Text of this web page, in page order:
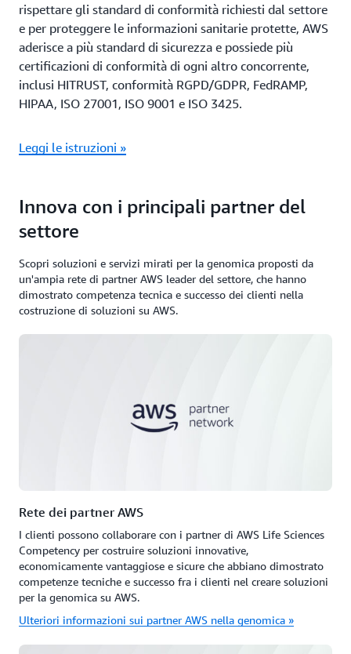
rispettare gli standard di conformità richiesti dal settore
e per proteggere le informazioni sanitarie protette, AWS
aderisce a più standard di sicurezza e possiede più
certificazioni di conformità di ogni altro concorrente,
inclusi HITRUST, conformità RGPD/GDPR, FedRAMP,
HIPAA, ISO 27001, ISO 9001 e ISO 3425.
Leggi le istruzioni »
Innova con i principali partner del
settore
Scopri soluzioni e servizi mirati per la genomica proposti da
un'ampia rete di partner AWS leader del settore, che hanno
dimostrato competenza tecnica e successo dei clienti nella
costruzione di soluzioni su AWS.
Rete dei partner AWS
I clienti possono collaborare con i partner di AWS Life Sciences
Competency per costruire soluzioni innovative,
economicamente vantaggiose e sicure che abbiano dimostrato
competenze tecniche e successo fra i clienti nel creare soluzioni
per la genomica su AWS.
Ulteriori informazioni sui partner AWS nella genomica »